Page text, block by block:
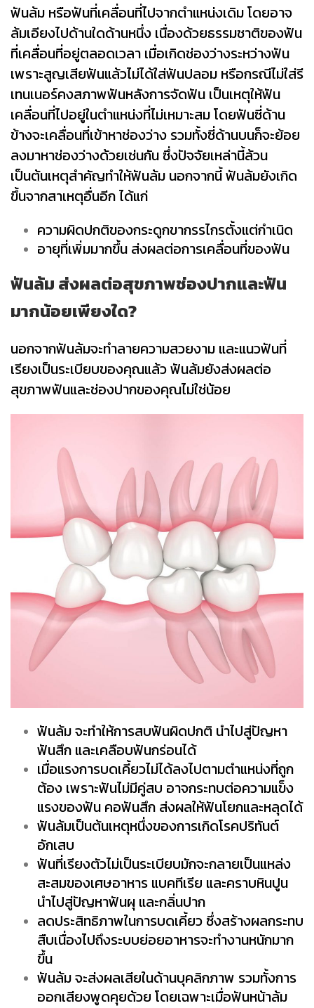
ฟันล้ม หรือฟันที่เคลื่อนที่ไปจากตำแหน่งเดิม โดยอาจ
ล้มเอียงไปด้านใดด้านหนึ่ง เนื่องด้วยธรรมชาติของฟัน
ที่เคลื่อนที่อยู่ตลอดเวลา เมื่อเกิดช่องว่างระหว่างฟัน
เพราะสูญเสียฟันแล้วไม่ได้ใส่ฟันปลอม หรือกรณีไม่ใส่รี
เทนเนอร์คงสภาพฟันหลังการจัดฟัน เป็นเหตุให้ฟัน
เคลื่อนที่ไปอยู่ในตำแหน่งที่ไม่เหมาะสม โดยฟันซี่ด้าน
ข้างจะเคลื่อนที่เข้าหาช่องว่าง รวมทั้งซี่ด้านบนก็จะย้อย
ลงมาหาช่องว่างด้วยเช่นกัน ซึ่งปัจจัยเหล่านี้ล้วน
เป็นต้นเหตุสำคัญทำให้ฟันล้ม นอกจากนี้ ฟันล้มยังเกิด
ขึ้นจากสาเหตุอื่นอีก ได้แก่
ความผิดปกติของกระดูกขากรรไกรตั้งแต่กำเนิด
อายุที่เพิ่มมากขึ้น ส่งผลต่อการเคลื่อนที่ของฟัน
ฟันล้ม ส่งผลต่อสุขภาพช่องปากและฟัน
มากน้อยเพียงใด?
นอกจากฟันล้มจะทำลายความสวยงาม และแนวฟันที่
เรียงเป็นระเบียบของคุณแล้ว ฟันล้มยังส่งผลต่อ
สุขภาพฟันและช่องปากของคุณไม่ใช่น้อย
ฟันล้ม จะทำให้การสบฟันผิดปกติ นำไปสู่ปัญหา
ฟันสึก และเคลือบฟันกร่อนได้
เมื่อแรงการบดเคี้ยวไม่ได้ลงไปตามตำแหน่งที่ถูก
ต้อง เพราะฟันไม่มีคู่สบ อาจกระทบต่อความแข็ง
แรงของฟัน คอฟันสึก ส่งผลให้ฟันโยกและหลุดได้
ฟันล้มเป็นต้นเหตุหนึ่งของการเกิดโรคปริทันต์
อักเสบ
ฟันที่เรียงตัวไม่เป็นระเบียบมักจะกลายเป็นแหล่ง
สะสมของเศษอาหาร แบคทีเรีย และคราบหินปูน
นำไปสู่ปัญหาฟันผุ และกลิ่นปาก
ลดประสิทธิภาพในการบดเคี้ยว ซึ่งสร้างผลกระทบ
สืบเนื่องไปถึงระบบย่อยอาหารจะทำงานหนักมาก
ขึ้น
ฟันล้ม จะส่งผลเสียในด้านบุคลิกภาพ รวมทั้งการ
ออกเสียงพูดคุยด้วย โดยเฉพาะเมื่อฟันหน้าล้ม